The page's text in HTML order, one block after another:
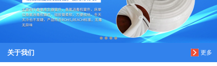
更多
关于我们